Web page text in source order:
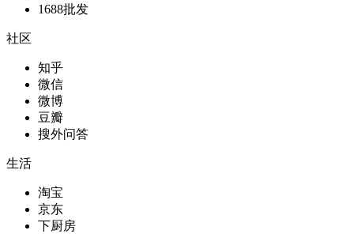
1688批发
社区
知乎
微信
微博
豆瓣
搜外问答
生活
淘宝
京东
下厨房